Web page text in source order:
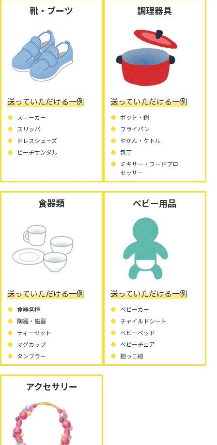
靴・ブーツ
送っていただける一例
スニーカー
スリッパ
ドレスシューズ
ビーチサンダル
調理器具
送っていただける一例
ポット・鍋
フライパン
やかん・ケトル
包丁
ミキサー・フードプロ
セッサー
食器類
送っていただける一例
食器各種
陶器・磁器
ティーセット
マグカップ
タンブラー
ベビー用品
送っていただける一例
ベビーカー
チャイルドシート
ベビーベッド
ベビーチェア
抱っこ紐
アクセサリー